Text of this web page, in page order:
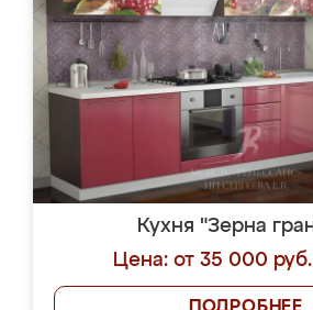
Кухня "Зерна
Цена: от 35 000